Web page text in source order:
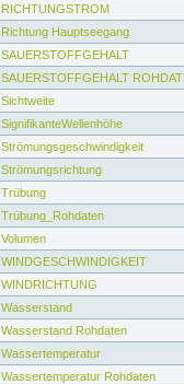
RICHTUNGSTROM
Richtung Hauptseegang
SAUERSTOFFGEHALT
SAUERSTOFFGEHALT
Sichtweite
SignifikanteWellenhöhe
Strömungsgeschwindigkeit
Strömungsrichtung
Trübung
Trübung_Rohdaten
Volumen
WINDGESCHWINDIGKEIT
WINDRICHTUNG
Wasserstand
Wasserstand Rohdaten
Wassertemperatur
Wassertemperatur Rohdaten